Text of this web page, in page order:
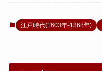
江戸時代(1603年-1868年)